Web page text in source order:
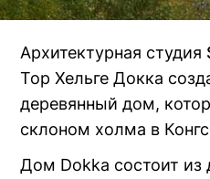
Архитектурная студия
Тор Хельге Докка
деревянный дом,
склоном холма в
Дом Dokka состоит из